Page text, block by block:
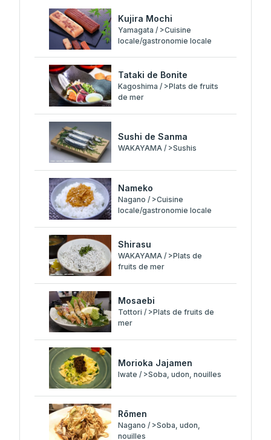
Kujira Mochi
Yamagata / >Cuisine
locale/gastronomie locale
Tataki de Bonite
Kagoshima / >Plats de fruits
de mer
Sushi de Sanma
WAKAYAMA / >Sushis
Nameko
Nagano / >Cuisine
locale/gastronomie locale
Shirasu
WAKAYAMA / >Plats de
fruits de mer
Mosaebi
Tottori / >Plats de fruits de
mer
Morioka Jajamen
Iwate / >Soba, udon, nouilles
Rōmen
Nagano / >Soba, udon,
nouilles